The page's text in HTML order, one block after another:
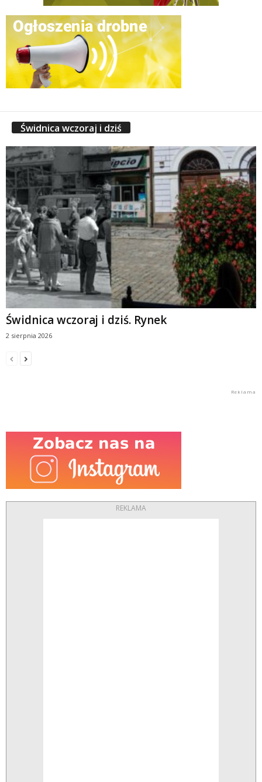
Świdnica wczoraj i dziś
Świdnica wczoraj i dziś. Rynek
2 sierpnia 2026
REKLAMA